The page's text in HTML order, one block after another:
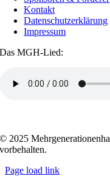
Kontakt
Datenschutzerklärung
Impressum
Das MGH-Lied:
© 2025
vorbehalten.
Page load link